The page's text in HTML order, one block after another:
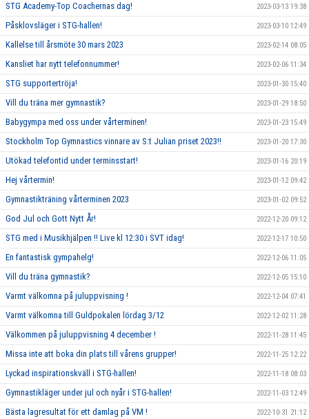
STG Academy-Top Coachernas dag! 2023-03-13 19:38
Påsklovsläger i STG-hallen! 2023-03-10 12:49
Kallelse till årsmöte 30 mars 2023 2023-02-14 08:05
Kansliet har nytt telefonnummer! 2023-02-06 11:34
STG supportertröja! 2023-01-30 15:40
Vill du träna mer gymnastik? 2023-01-29 18:50
Babygympa med oss under vårterminen! 2023-01-23 15:49
Stockholm Top Gymnastics vinnare av S:t Julian priset 2023!! 2023-01-20 17:30
Utökad telefontid under terminsstart! 2023-01-16 20:19
Hej vårtermin! 2023-01-12 09:42
Gymnastikträning vårterminen 2023 2023-01-02 09:52
God Jul och Gott Nytt År! 2022-12-20 09:12
STG med i Musikhjälpen !! Live kl 12:30 i SVT idag! 2022-12-17 10:50
En fantastisk gympahelg! 2022-12-06 11:05
Vill du träna gymnastik? 2022-12-05 15:10
Varmt välkomna på juluppvisning ! 2022-12-04 07:41
Varmt välkomna till Guldpokalen lördag 3/12 2022-12-02 11:28
Välkommen på juluppvisning 4 december ! 2022-11-28 11:45
Missa inte att boka din plats till vårens grupper! 2022-11-25 12:22
Lyckad inspirationskväll i STG-hallen! 2022-11-18 08:03
Gymnastikläger under jul och nyår i STG-hallen! 2022-11-03 12:49
Bästa lagresultat för ett damlag på VM ! 2022-10-31 21:12